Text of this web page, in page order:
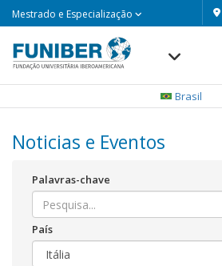
Mestrado e Especialização
Brasil
Noticias e Eventos
Palavras-chave
País